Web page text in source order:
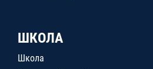
ШКОЛА
Школа